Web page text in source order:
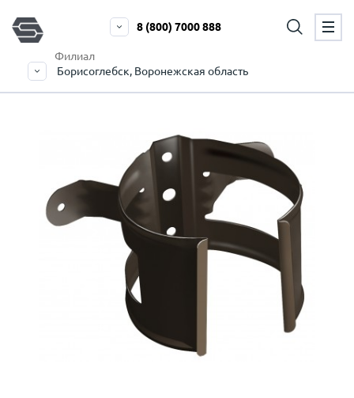
Филиал
Борисоглебск, Воронежская область
8 (800) 7000 888